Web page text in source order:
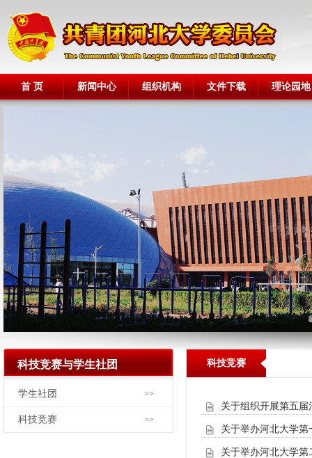
首 页 新闻中心 组织机构 文件下载 理论园地
科技竞赛与学生社团
学生社团 >>
科技竞赛 >>
科技竞赛
关于组织开展第五
关于举办河北大学
关于举办河北大学第